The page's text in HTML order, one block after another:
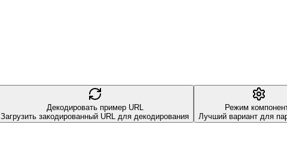
Декодировать пример URL
Загрузить закодированный URL для декодирования
Режим
Лучший вариант для